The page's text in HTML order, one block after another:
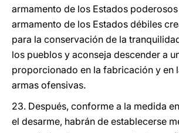
armamento de los Estados
armamento de los Estados débiles
para la conservación de la
los pueblos y aconseja descender a
proporcionado en la fabricación y en
armas ofensivas.
23. Después, conforme a la medida
el desarme, habrán de establecerse